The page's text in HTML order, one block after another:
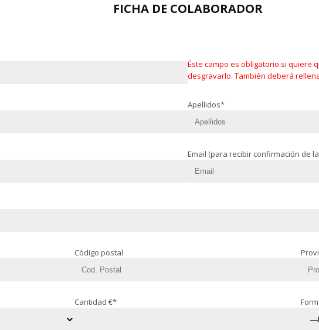
FICHA DE COLABORADOR
Éste campo es obligatorio si quiere
desgravarlo. También deberá
Apellidos*
Email (para recibir confirmación de
Código postal
Cantidad €*